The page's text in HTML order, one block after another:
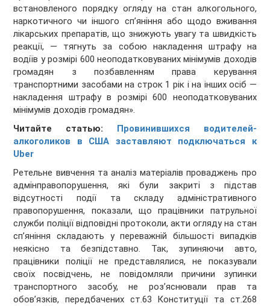
встановленого порядку огляду на стан алкогольного,
наркотичного чи іншого сп’яніння або щодо вживання
лікарських препаратів, що знижують увагу та швидкість
реакції, — тягнуть за собою накладення штрафу на
водіїв у розмірі 600 неоподатковуваних мінімумів доходів
громадян з позбавленням права керування
транспортними засобами на строк 1 рік і на інших осіб —
накладення штрафу в розмірі 600 неоподатковуваних
мінімумів доходів громадян».
Читайте статью: Провинившихся водителей-
алкоголиков в США заставляют подключаться к
Uber
Ретельне вивчення та аналіз матеріалів проваджень про
адмінправопорушення, які були закриті з підстав
відсутності події та складу адміністративного
правопорушення, показали, що працівники патрульної
служби поліції відповідні протоколи, акти огляду на стан
сп’яніння складають у переважній більшості випадків
неякісно та безпідставно. Так, зупиняючи авто,
працівники поліції не представлялися, не показували
своїх посвідчень, не повідомляли причини зупинки
транспортного засобу, не роз’яснювали прав та
обов’язків, передбачених ст.63 Конституції та ст.268